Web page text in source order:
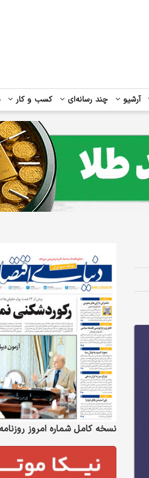
آرشیو چند رسانه‌ای کسب و کار
نسخه کامل شماره امروز